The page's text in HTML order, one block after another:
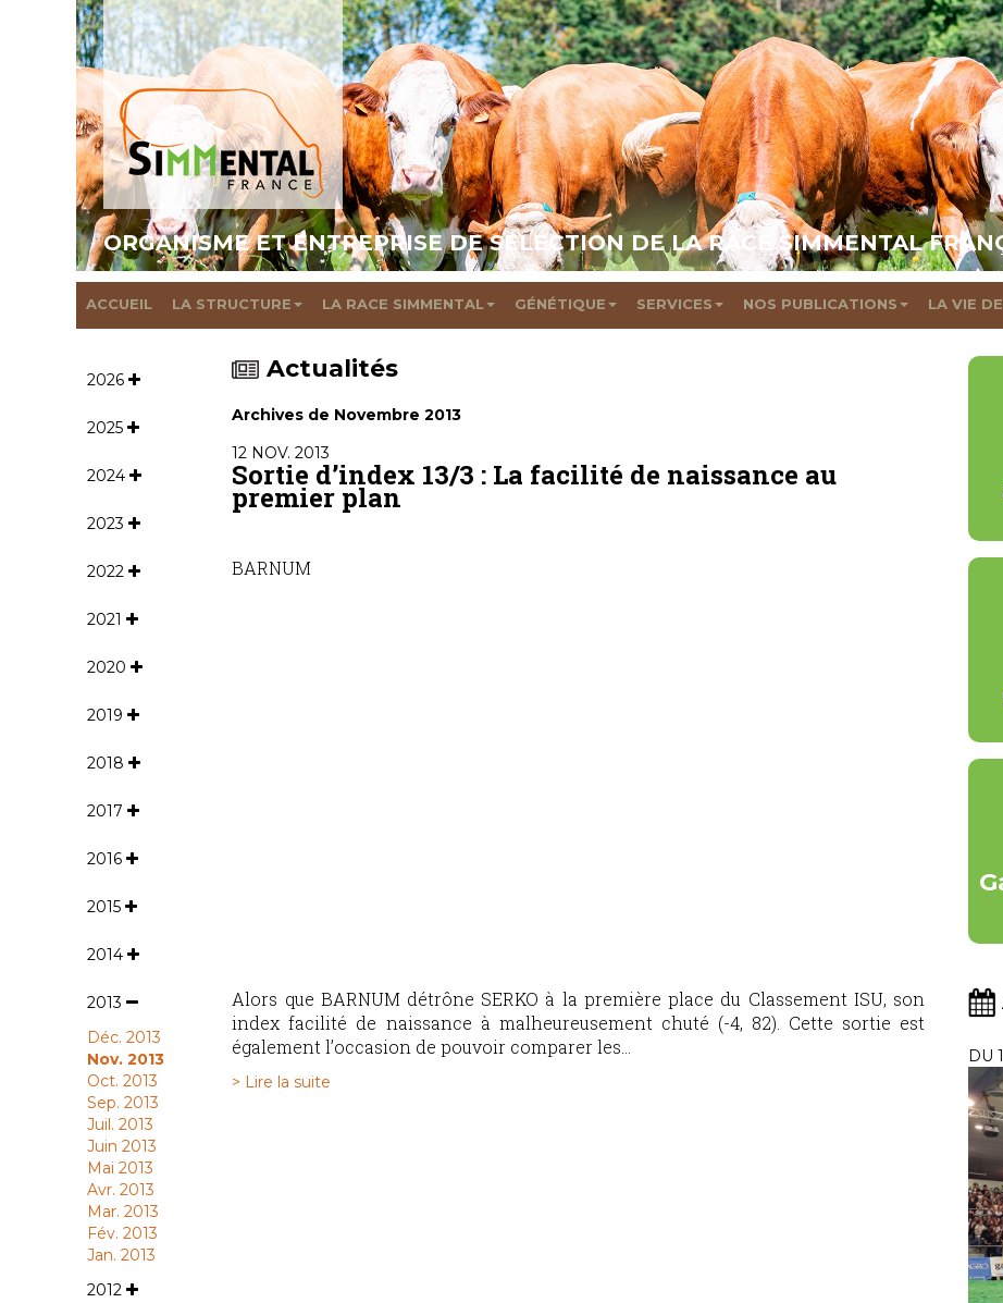
ORGANISME ET ENTREPRISE DE SÉLECTION DE LA RACE SIMMENTAL
ACCUEIL LA STRUCTURE LA RACE SIMMENTAL GÉNÉTIQUE SERVICES NOS PUBLICATIONS LA VIE
2026
2025
2024
2023
2022
2021
2020
2019
2018
2017
2016
2015
2014
2013
Déc. 2013
Nov. 2013
Oct. 2013
Sep. 2013
Juil. 2013
Juin 2013
Mai 2013
Avr. 2013
Mar. 2013
Fév. 2013
Jan. 2013
2012
Actualités
Archives de Novembre 2013
12 NOV. 2013
Sortie d’index 13/3 : La facilité de naissance au
premier plan
BARNUM
Alors que BARNUM détrône SERKO à la première place du Classement ISU, son
index facilité de naissance à malheureusement chuté (-4, 82). Cette sortie est
également l’occasion de pouvoir comparer les...
> Lire la suite
DU